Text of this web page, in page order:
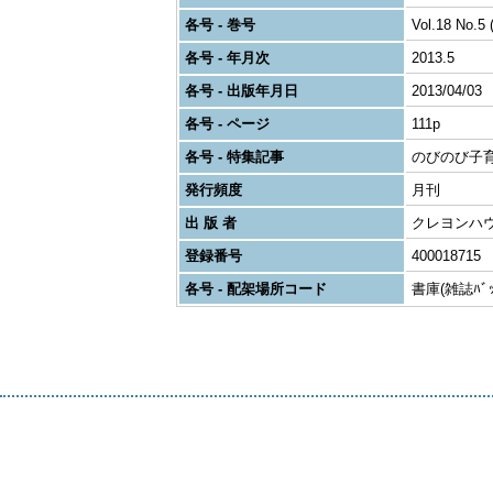
各号 - 巻号
Vol.18 No.5
各号 - 年月次
2013.5
各号 - 出版年月日
2013/04/03
各号 - ページ
111p
各号 - 特集記事
のびのび子
発行頻度
月刊
出 版 者
クレヨンハ
登録番号
400018715
各号 - 配架場所コード
書庫(雑誌ﾊﾞ